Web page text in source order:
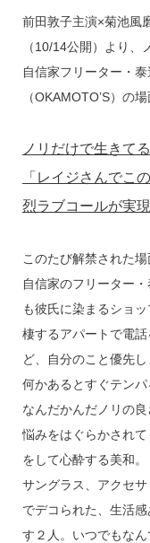
e
a
d
e
n
a
前田敦子主演×菊池風
（10/14公開）より
自信家フリーター・
（OKAMOTO’S）の
ノリだけで生きて
「レイジさんでこ
烈ラブコールが実現
このたび解禁された
自信家のフリーター
も彼氏に染まるショ
棲するアパートで電
ど、自分のこと優先し
何かあるとすぐテンパ
なんだかんだノリの
悩みをはぐらかされ
をして心酔する美和。
サングラス、アクセ
でデコられた、生活
す２人。いつでもな